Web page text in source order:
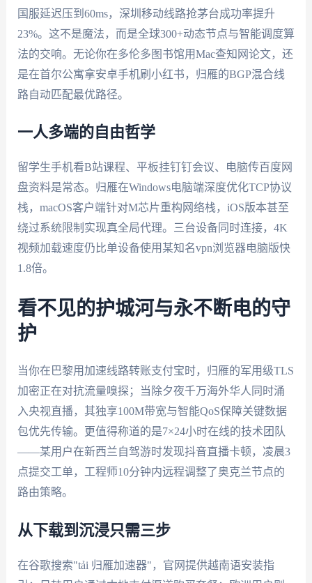
国服延迟压到60ms，深圳移动线路抢茅台成功率提升
23%。这不是魔法，而是全球300+动态节点与智能调度算
法的交响。无论你在多伦多图书馆用Mac查知网论文，还
是在首尔公寓拿安卓手机刷小红书，归雁的BGP混合线
路自动匹配最优路径。
一人多端的自由哲学
留学生手机看B站课程、平板挂钉钉会议、电脑传百度网
盘资料是常态。归雁在Windows电脑端深度优化TCP协议
栈，macOS客户端针对M芯片重构网络栈，iOS版本甚至
绕过系统限制实现真全局代理。三台设备同时连接，4K
视频加载速度仍比单设备使用某知名vpn浏览器电脑版快
1.8倍。
看不见的护城河与永不断电的守
护
当你在巴黎用加速线路转账支付宝时，归雁的军用级TLS
加密正在对抗流量嗅探；当除夕夜千万海外华人同时涌
入央视直播，其独享100M带宽与智能QoS保障关键数据
包优先传输。更值得称道的是7×24小时在线的技术团队
——某用户在新西兰自驾游时发现抖音直播卡顿，凌晨3
点提交工单，工程师10分钟内远程调整了奥克兰节点的
路由策略。
从下载到沉浸只需三步
在谷歌搜索"tải 归雁加速器"，官网提供越南语安装指